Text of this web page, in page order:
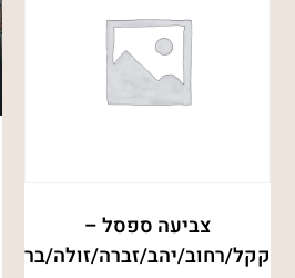
צביעה ספסל –
קקל/רחוב/יהב/זברה/זולה/בר